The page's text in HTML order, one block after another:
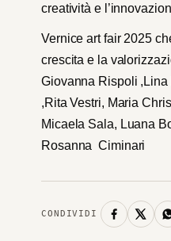
creatività e
Vernice art fair 2025
crescita e la
Giovanna Rispoli ,Lina
,Rita Vestri, Maria
Micaela Sala, Luana
Rosanna Ciminari
CONDIVIDI